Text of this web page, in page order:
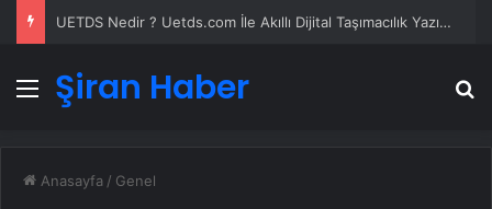
UETDS Nedir ? Uetds.com İle Akıllı Dijital Taşımacılık Yazılımı
Menü
Şiran Haber
Anasayfa / Genel